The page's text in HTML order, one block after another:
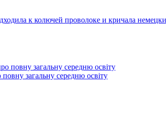
к колючей проволоке и кричала
загальну середню освіту